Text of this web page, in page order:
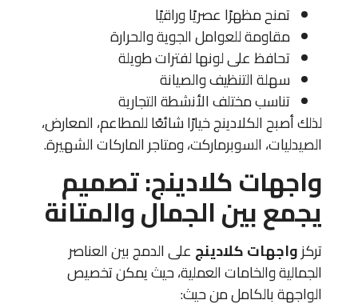
تمنح مظهرًا عصريًا وراقيًا
مقاومة للعوامل الجوية والحرارة
تحافظ على لونها لفترات طويلة
سهلة التنظيف والصيانة
تناسب مختلف الأنشطة التجارية
لذلك أصبح الكلادينج خيارًا شائعًا للمطاعم، المعارض،
الصيدليات، السوبرماركت، ومتاجر الماركات الشهيرة.
واجهات كلادينج: تصميم
يجمع بين الجمال والمتانة
تركزواجهات كلادينج على الدمج بين العناصر
الجمالية والخامات العملية، حيث يمكن تخصيص
الواجهة بالكامل من حيث: